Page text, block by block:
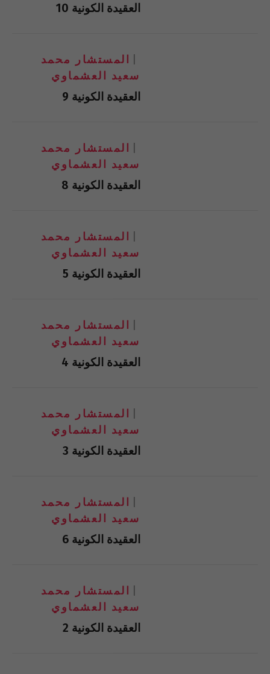
العقيدة الكونية 10
المستشار محمد
سعيد العشماوي
العقيدة الكونية 9
المستشار محمد
سعيد العشماوي
العقيدة الكونية 8
المستشار محمد
سعيد العشماوي
العقيدة الكونية 5
المستشار محمد
سعيد العشماوي
العقيدة الكونية 4
المستشار محمد
سعيد العشماوي
العقيدة الكونية 3
المستشار محمد
سعيد العشماوي
العقيدة الكونية 6
المستشار محمد
سعيد العشماوي
العقيدة الكونية 2